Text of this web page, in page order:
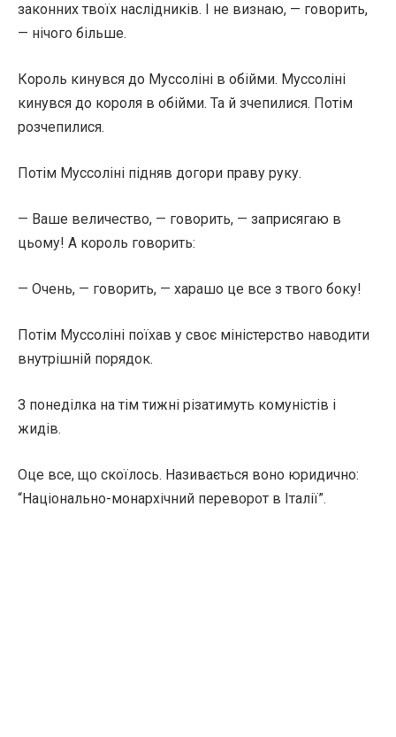
законних твоїх наслідників. І не визнаю, — говорить,
— нічого більше.
Король кинувся до Муссоліні в обійми. Муссоліні
кинувся до короля в обійми. Та й зчепилися. Потім
розчепилися.
Потім Муссоліні підняв догори праву руку.
— Ваше величество, — говорить, — заприсягаю в
цьому! А король говорить:
— Очень, — говорить, — харашо це все з твого боку!
Потім Муссоліні поїхав у своє міністерство наводити
внутрішній порядок.
З понеділка на тім тижні різатимуть комуністів і
жидів.
Оце все, що скоїлось. Називається воно юридично:
“Національно-монархічний переворот в Італії”.